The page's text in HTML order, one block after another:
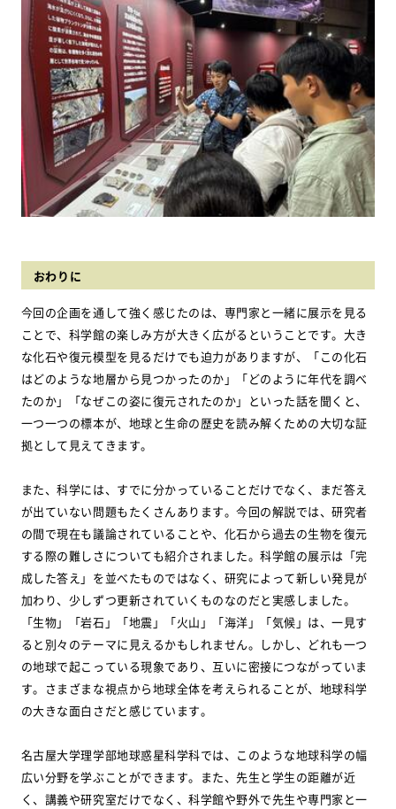
おわりに
今回の企画を通して強く感じたのは、専門家と一緒に展示を見る
ことで、科学館の楽しみ方が大きく広がるということです。大き
な化石や復元模型を見るだけでも迫力がありますが、「この化石
はどのような地層から見つかったのか」「どのように年代を調べ
たのか」「なぜこの姿に復元されたのか」といった話を聞くと、
一つ一つの標本が、地球と生命の歴史を読み解くための大切な証
拠として見えてきます。
また、科学には、すでに分かっていることだけでなく、まだ答え
が出ていない問題もたくさんあります。今回の解説では、研究者
の間で現在も議論されていることや、化石から過去の生物を復元
する際の難しさについても紹介されました。科学館の展示は「完
成した答え」を並べたものではなく、研究によって新しい発見が
加わり、少しずつ更新されていくものなのだと実感しました。
「生物」「岩石」「地震」「火山」「海洋」「気候」は、一見す
ると別々のテーマに見えるかもしれません。しかし、どれも一つ
の地球で起こっている現象であり、互いに密接につながっていま
す。さまざまな視点から地球全体を考えられることが、地球科学
の大きな面白さだと感じています。
名古屋大学理学部地球惑星科学科では、このような地球科学の幅
広い分野を学ぶことができます。また、先生と学生の距離が近
く、講義や研究室だけでなく、科学館や野外で先生や専門家と一